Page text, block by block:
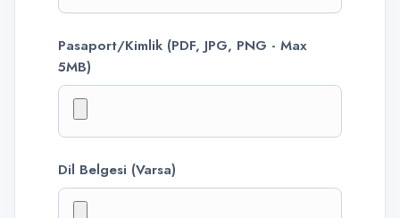
Pasaport/Kimlik (PDF, JPG, PNG - Max
5MB)
Dil Belgesi (Varsa)